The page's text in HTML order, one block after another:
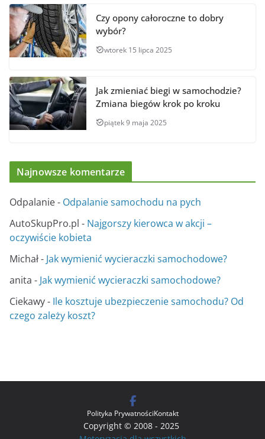
Czy opony całoroczne to dobry
wybór?
wtorek 15 lipca 2025
Jak zmieniać biegi w samochodzie?
Zmiana biegów krok po kroku
piątek 9 maja 2025
Najnowsze komentarze
Odpalanie- Odpalanie samochodu na pych
AutoSkupPro.pl - Najgorszy kierowca w akcji –
oczywiście kobieta
Michał- Jak wymienić wycieraczki samochodowe?
anita - Jak wymienić wycieraczki samochodowe?
Ciekawy- Ile kosztuje ubezpieczenie samochodu? Od
czego zależy koszt?
Polityka PrywatnościKontakt
Copyright © 2008 - 2025